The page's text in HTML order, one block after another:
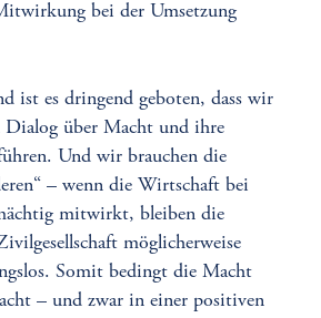
bei der Umsetzung
ist es dringend geboten, dass wir
Dialog über Macht und ihre
Und wir brauchen die
– wenn die Wirtschaft bei
mitwirkt, bleiben die
möglicherweise
Somit bedingt die Macht
– und zwar in einer positiven